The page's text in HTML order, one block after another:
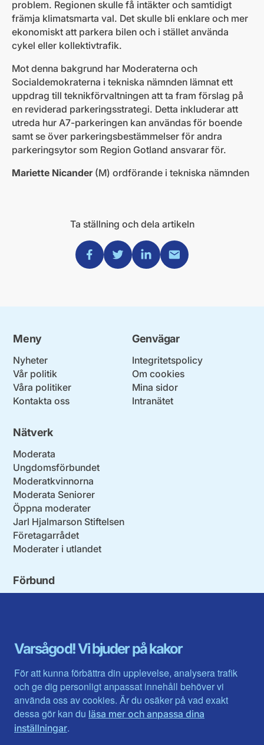
Varsågod! Vi bjuder på kakor
För att kunna förbättra din upplevelse, analysera trafik
och ge dig personligt anpassat innehåll behöver vi
använda oss av cookies. Är du osäker på vad exakt
dessa gör kan du läsa mer och anpassa dina
inställningar.
problem. Regionen skulle få intäkter och samtidigt
främja klimatsmarta val. Det skulle bli enklare och mer
ekonomiskt att parkera bilen och i stället använda
cykel eller kollektivtrafik.
Mot denna bakgrund har Moderaterna och
Socialdemokraterna i tekniska nämnden lämnat ett
uppdrag till teknikförvaltningen att ta fram förslag på
en reviderad parkeringsstrategi. Detta inkluderar att
utreda hur A7-parkeringen kan användas för boende
samt se över parkeringsbestämmelser för andra
parkeringsytor som Region Gotland ansvarar för.
Mariette Nicander (M) ordförande i tekniska nämnden
Ta ställning och dela artikeln
Dela via Facebook
Dela via Twitter
Dela via Linkedin
Dela via Mail
Meny
Nyheter
Vår politik
Våra politiker
Kontakta oss
Genvägar
Integritetspolicy
Om cookies
Mina sidor
Intranätet
Nätverk
Moderata
Ungdomsförbundet
Moderatkvinnorna
Moderata Seniorer
Öppna moderater
Jarl Hjalmarson Stiftelsen
Företagarrådet
Moderater i utlandet
Förbund
Gävleborg
Halland
Jämtlands län
Jönköpings län
Kalmar län
Kronobergs län
Norrbotten
Skåne län
Värmlands län
Västerbotten
Västra Götaland
Västernorrland
Västmanland
Örebro län
Östergötland